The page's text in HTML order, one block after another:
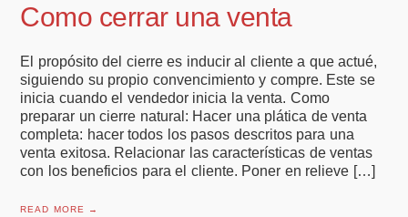
Como cerrar una venta
El propósito del cierre es inducir al cliente a que actué,
siguiendo su propio convencimiento y compre. Este se
inicia cuando el vendedor inicia la venta. Como
preparar un cierre natural: Hacer una plática de venta
completa: hacer todos los pasos descritos para una
venta exitosa. Relacionar las características de ventas
con los beneficios para el cliente. Poner en relieve […]
READ MORE →